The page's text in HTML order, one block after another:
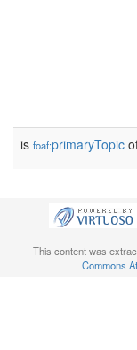
is foaf:primaryTopic
This content was
Commons